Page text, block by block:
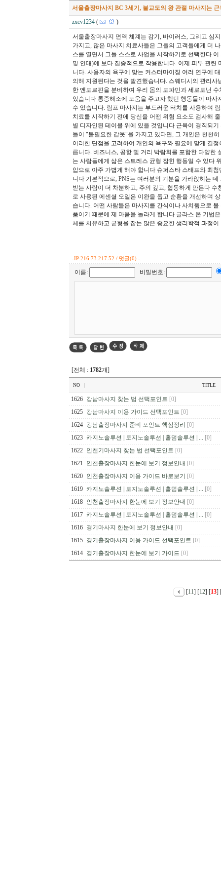
서울출장마사지 BC 3세기, 불교도의 왕 관절 마사지는
zxcv1234 ( )
서울출장마사지 면역 체계는 감기, 바이러스, 그리고 심
가지고, 많은 마사지 치료사들은 그들의 고객들에게 더
스를 열면서 그들 스스로 사업을 시작하기로 선택한다
및 인대)에 보다 집중적으로 작용합니다. 이제 피부 관
니다. 사용자의 욕구에 맞는 커스터마이징 여러 연구에
의해 지원된다는 것을 발견했습니다. 스웨디시의 관리
한 엔도르핀을 분비하여 우리 몸의 도파민과 세로토닌
있습니다 통증해소에 도움을 주고자 했던 행동들이 마
수 있습니다. 림프 마사지는 부드러운 터치를 사용하여
치료를 시작하기 전에 당신을 어떤 위험 요소도 검사해
별 디자인된 테이블 위에 있을 것입니다 근육이 경직되
들이 "불필요한 갑옷"을 가지고 있다면, 그 개인은 천천
이러한 단점을 고려하여 개인의 욕구와 필요에 맞게 결
릅니다. 비즈니스, 공항 및 거리 박람회를 포함한 다양
는 사람들에게 삶은 스트레스 균형 잡힌 행동일 수 있다
압으로 아주 가볍게 해야 합니다 슈퍼스타 스태프와 최
니다 기본적으로, PNS는 여러분의 기분을 가라앉히는
받는 사람이 더 차분하고, 주의 깊고, 협동하게 만든다 수
로 사용된 에센셜 오일은 이완을 돕고 순환을 개선하며
습니다. 어떤 사람들은 마사지를 간식이나 사치품으로
품이기 때문에 제 마음을 놀라게 합니다 글라스 온 기법
체를 치유하고 균형을 잡는 많은 중요한 생리학적 과정이
-IP:216.73.217.52 / 덧글(0) -.
이름: 비밀번호:
[전체 : 1782개]
NO TITLE
1626 강남마사지 찾는 법 선택포인트 [0]
1625 강남마사지 이용 가이드 선택포인트 [0]
1624 강남출장마사지 준비 포인트 핵심정리
[0]
1623 카지노솔루션 | 토지노솔루션 | 홀덤솔루션 | ... [0]
1622 인천기마사지 찾는 법 선택포인트 [0]
1621
인천출장마사지 한눈에 보기 정보안내 [0]
1620 인천출장마사지 이용 가이드 바로보기
[0]
1619 카지노솔루션 | 토지노솔루션 | 홀덤솔루션 | ... [0]
1618 인천출장마사지 한눈에 보기 정보안내 [0]
1617 카지노솔루션 | 토지노솔루션 | 홀덤솔루션 | ... [0]
1616 경기마사지 한눈에 보기 정보안내 [0]
1615 경기출장마사지 이용 가이드 선택포인트 [0]
1614 경기출장마사지 한눈에 보기 가이드 [0]
[11] [12] [13]